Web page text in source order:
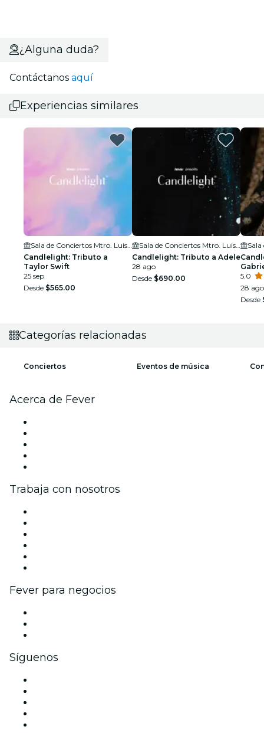
¿Alguna duda?
Contáctanos aquí
Experiencias similares
Candlelight: Tributo a
Taylor Swift
25 sep
Desde $565.00
Candlelight: Tributo a Adele
28 ago
Desde $690.00
5.0
28 ago
Desde
Categorías relacionadas
Conciertos Eventos de música
Acerca de Fever
Trabaja con nosotros
Fever para negocios
Síguenos